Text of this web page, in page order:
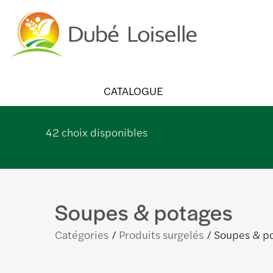
CATALOGUE
42 choix disponibles
Soupes & potages
Catégories Produits surgelés Soupes &